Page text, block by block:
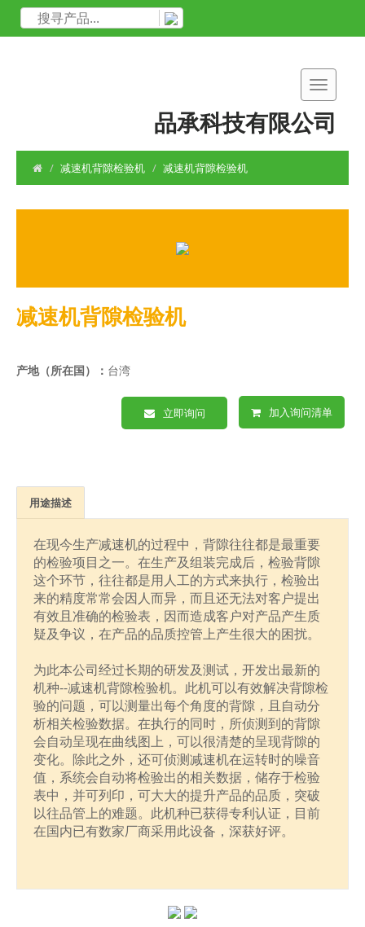
品承科技有限公司
减速机背隙检验机 减速机背隙检验机
减速机背隙检验机
产地（所在国）： 台湾
立即询问 加入询问清单
用途描述
在现今生产减速机的过程中，背隙往往都是最重要
的检验项目之一。在生产及组装完成后，检验背隙
这个环节，往往都是用人工的方式来执行，检验出
来的精度常常会因人而异，而且还无法对客户提出
有效且准确的检验表，因而造成客户对产品产生质
疑及争议，在产品的品质控管上产生很大的困扰。
为此本公司经过长期的研发及测试，开发出最新的
机种--减速机背隙检验机。此机可以有效解决背隙检
验的问题，可以测量出每个角度的背隙，且自动分
析相关检验数据。在执行的同时，所侦测到的背隙
会自动呈现在曲线图上，可以很清楚的呈现背隙的
变化。除此之外，还可侦测减速机在运转时的噪音
值，系统会自动将检验出的相关数据，储存于检验
表中，并可列印，可大大的提升产品的品质，突破
以往品管上的难题。此机种已获得专利认证，目前
在国内已有数家厂商采用此设备，深获好评。